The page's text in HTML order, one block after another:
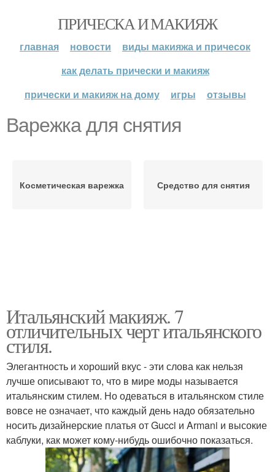
ПРИЧЕСКА И МАКИЯЖ
главная новости
виды макияжа и причесок
как делать прически и макияж
прически и макияж на дому
игры отзывы
Варежка для снятия
Косметическая варежка Средство для снятия
Итальянский макияж. 7
отличительных черт итальянского
стиля.
Элегантность и хороший вкус - эти слова как нельзя
лучше описывают то, что в мире моды называется
итальянским стилем. Но одеваться в итальянском стиле
вовсе не означает, что каждый день надо обязательно
носить дизайнерские платья от Gucci и Armani и высокие
каблуки, как может кому-нибудь ошибочно показаться.